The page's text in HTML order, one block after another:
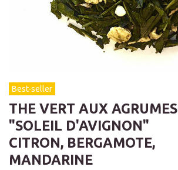
Best-seller
THE VERT AUX AGRUMES
"SOLEIL D'AVIGNON"
CITRON, BERGAMOTE,
MANDARINE